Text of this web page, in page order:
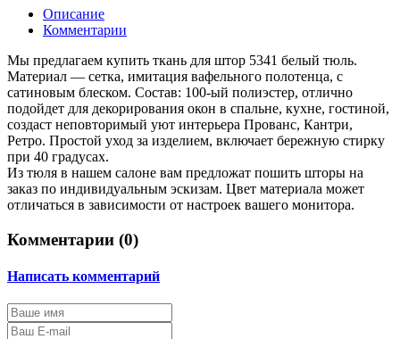
Описание
Комментарии
Мы предлагаем купить ткань для штор 5341 белый тюль.
Материал — сетка, имитация вафельного полотенца, с
сатиновым блеском. Состав: 100-ый полиэстер, отлично
подойдет для декорирования окон в спальне, кухне, гостиной,
создаст неповторимый уют интерьера Прованс, Кантри,
Ретро. Простой уход за изделием, включает бережную стирку
при 40 градусах.
Из тюля в нашем салоне вам предложат пошить шторы на
заказ по индивидуальным эскизам. Цвет материала может
отличаться в зависимости от настроек вашего монитора.
Комментарии (0)
Написать комментарий